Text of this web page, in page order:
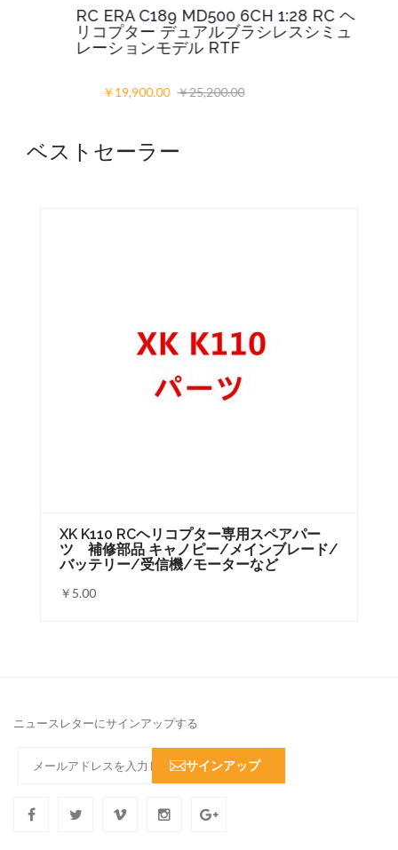
RC ERA C189 MD500 6CH 1:28 RC ヘ
リコプター デュアルブラシレスシミュ
レーションモデル RTF
￥19,900.00 ￥25,200.00
ベストセーラー
XK K110 RCヘリコプター専用スペアパー
ツ 補修部品 キャノピー/メインブレード/
バッテリー/受信機/モーターなど
￥5.00
Add
Wishlist
比
リ
ス
ニュースレターにサインアップする
サインアップ